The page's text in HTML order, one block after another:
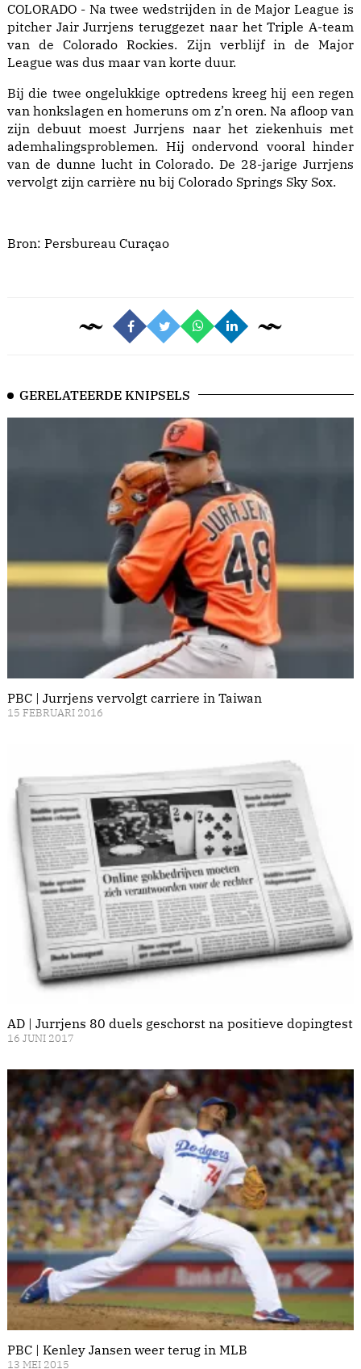
COLORADO - Na twee wedstrijden in de Major League is
pitcher Jair Jurrjens teruggezet naar het Triple A-team
van de Colorado Rockies. Zijn verblijf in de Major
League was dus maar van korte duur.
Bij die twee ongelukkige optredens kreeg hij een regen
van honkslagen en homeruns om z’n oren. Na afloop van
zijn debuut moest Jurrjens naar het ziekenhuis met
ademhalingsproblemen. Hij ondervond vooral hinder
van de dunne lucht in Colorado. De 28-jarige Jurrjens
vervolgt zijn carrière nu bij Colorado Springs Sky Sox.
Bron: Persbureau Curaçao
GERELATEERDE KNIPSELS
PBC | Jurrjens vervolgt carriere in Taiwan
15 FEBRUARI 2016
AD | Jurrjens 80 duels geschorst na positieve dopingtest
16 JUNI 2017
PBC | Kenley Jansen weer terug in MLB
13 MEI 2015